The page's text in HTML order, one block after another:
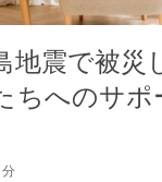
地震で被災
ちへのサポ
分